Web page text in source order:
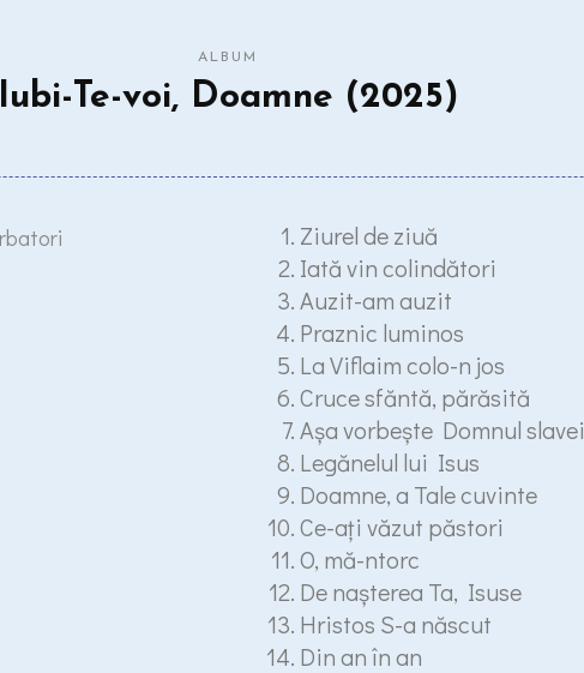
ALBUM
Iubi-Te-voi, Doamne (2025)
Ziurel de ziuă
Iată vin colindători
Auzit-am auzit
Praznic luminos
La Viflaim colo-n jos
Cruce sfăntă, părăsită
Aşa vorbeşte Domnul slavei
Legănelul lui Isus
Doamne, a Tale cuvinte
Ce-aţi văzut păstori
O, mă-ntorc
De naşterea Ta, Isuse
Hristos S-a născut
Din an în an